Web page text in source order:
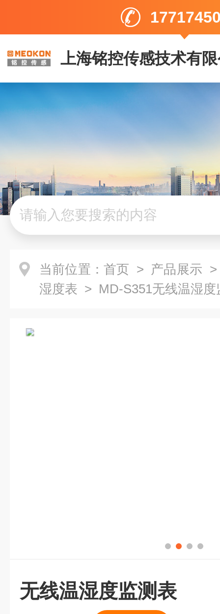
上海铭控传感技术有
当前位置： 首页 > 产品展示
湿度表 > MD-S351无线温湿度
无线温湿度监测表